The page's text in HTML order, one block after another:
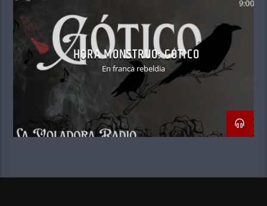
HORA MONSTRUO: GÓTICO
En franca rebeldia